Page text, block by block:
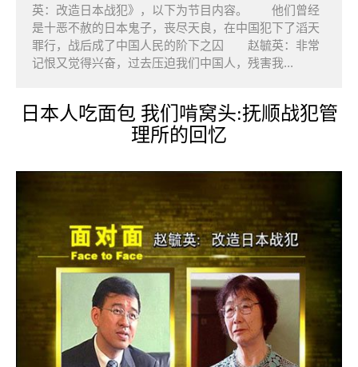
英：改造日本战犯》，以下为节目内容。 他们曾经
是十恶不赦的日本鬼子，丧尽天良，在中国犯下了滔天
罪行，战后成了中国人民的阶下之囚 赵毓英：非常
记恨又觉得兴奋，过去压迫我们中国人，残害我...
日本人吃面包 我们啃窝头:抚顺战犯管
理所的回忆